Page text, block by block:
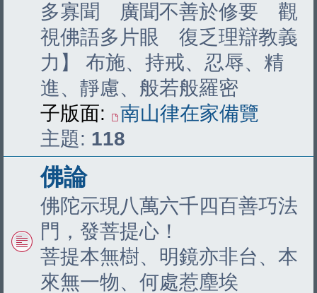
多寡聞 廣聞不善於修要 觀
視佛語多片眼 復乏理辯教義
力】 布施、持戒、忍辱、精
進、靜慮、般若般羅密
子版面:
南山律在家備覽
主題: 118
佛論
佛陀示現八萬六千四百善巧法
門，發菩提心！
菩提本無樹、明鏡亦非台、本
來無一物、何處惹塵埃